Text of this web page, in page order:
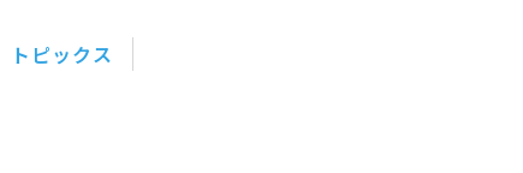
トピックス